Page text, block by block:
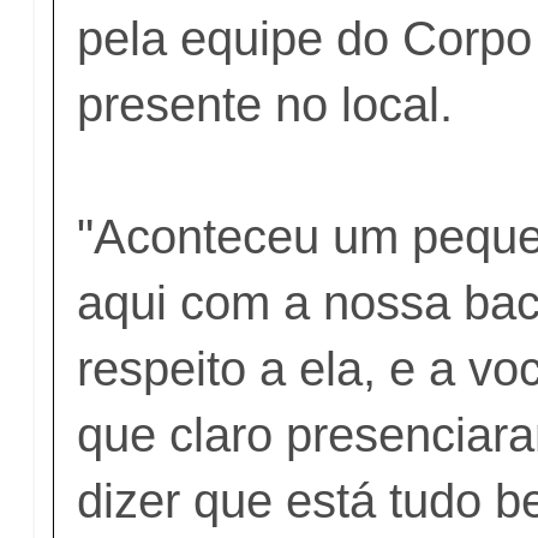
pela equipe do
presente no local.
"Aconteceu um
aqui com a nossa
respeito a ela, e a
que claro
dizer que está tudo